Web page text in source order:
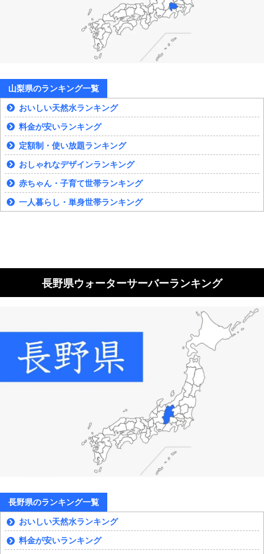
山梨県のランキング一覧
おいしい天然水ランキング
料金が安いランキング
定額制・使い放題ランキング
おしゃれなデザインランキング
赤ちゃん・子育て世帯ランキング
一人暮らし・単身世帯ランキング
長野県ウォーターサーバーランキング
長野県のランキング一覧
おいしい天然水ランキング
料金が安いランキング